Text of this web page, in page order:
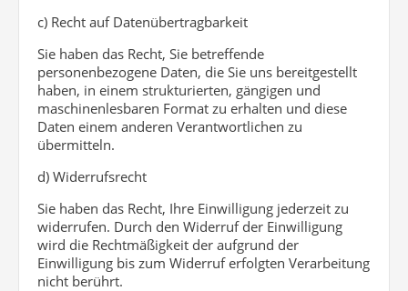
c) Recht auf Datenübertragbarkeit
Sie haben das Recht, Sie betreffende
personenbezogene Daten, die Sie uns bereitgestellt
haben, in einem strukturierten, gängigen und
maschinenlesbaren Format zu erhalten und diese
Daten einem anderen Verantwortlichen zu
übermitteln.
d) Widerrufsrecht
Sie haben das Recht, Ihre Einwilligung jederzeit zu
widerrufen. Durch den Widerruf der Einwilligung
wird die Rechtmäßigkeit der aufgrund der
Einwilligung bis zum Widerruf erfolgten Verarbeitung
nicht berührt.